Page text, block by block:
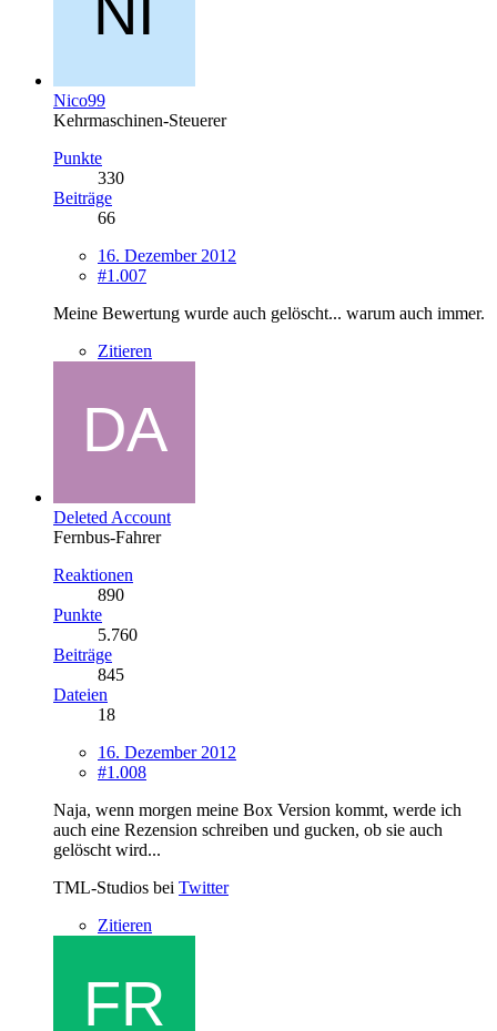
Nico99
Kehrmaschinen-Steuerer
Punkte
330
Beiträge
66
16. Dezember 2012
#1.007
Meine Bewertung wurde auch gelöscht... warum auch immer.
Zitieren
Deleted Account
Fernbus-Fahrer
Reaktionen
890
Punkte
5.760
Beiträge
845
Dateien
18
16. Dezember 2012
#1.008
Naja, wenn morgen meine Box Version kommt, werde ich
auch eine Rezension schreiben und gucken, ob sie auch
gelöscht wird...
TML-Studios bei Twitter
Zitieren